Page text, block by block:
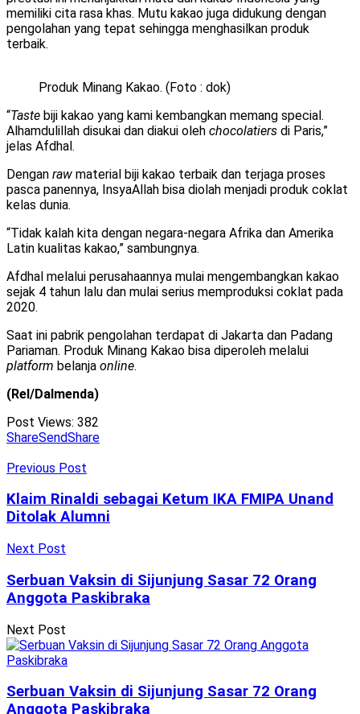
memiliki cita rasa khas. Mutu kakao juga didukung dengan
pengolahan yang tepat sehingga menghasilkan produk
terbaik.
Produk Minang Kakao. (Foto : dok)
“Taste biji kakao yang kami kembangkan memang special.
Alhamdulillah disukai dan diakui oleh chocolatiers di Paris,”
jelas Afdhal.
Dengan raw material biji kakao terbaik dan terjaga proses
pasca panennya, InsyaAllah bisa diolah menjadi produk coklat
kelas dunia.
“Tidak kalah kita dengan negara-negara Afrika dan Amerika
Latin kualitas kakao,” sambungnya.
Afdhal melalui perusahaannya mulai mengembangkan kakao
sejak 4 tahun lalu dan mulai serius memproduksi coklat pada
2020.
Saat ini pabrik pengolahan terdapat di Jakarta dan Padang
Pariaman. Produk Minang Kakao bisa diperoleh melalui
platform belanja online.
(Rel/Dalmenda)
Post Views: 382
ShareSendShare
Previous Post
Klaim Rinaldi sebagai Ketum IKA FMIPA Unand
Ditolak Alumni
Next Post
Serbuan Vaksin di Sijunjung Sasar 72 Orang
Anggota Paskibraka
Next Post
Serbuan Vaksin di Sijunjung Sasar 72 Orang
Anggota Paskibraka